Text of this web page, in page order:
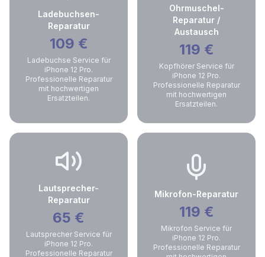
Ladebuchsen-
Reparatur
109 €
Ladebuchse Service für
iPhone 12 Pro.
Professionelle Reparatur
mit hochwertigen
Ersatzteilen.
Ohrmuschel-
Reparatur /
Austausch
119 €
Kopfhörer Service für
iPhone 12 Pro.
Professionelle Reparatur
mit hochwertigen
Ersatzteilen.
Lautsprecher-
Reparatur
65 €
Lautsprecher Service für
iPhone 12 Pro.
Professionelle Reparatur
Mikrofon-Reparatur
119 €
Mikrofon Service für
iPhone 12 Pro.
Professionelle Reparatur